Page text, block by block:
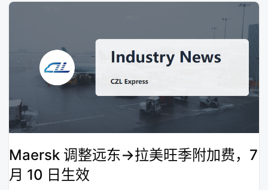
Maersk 调整远东→拉美旺季附加费，7
月 10 日生效